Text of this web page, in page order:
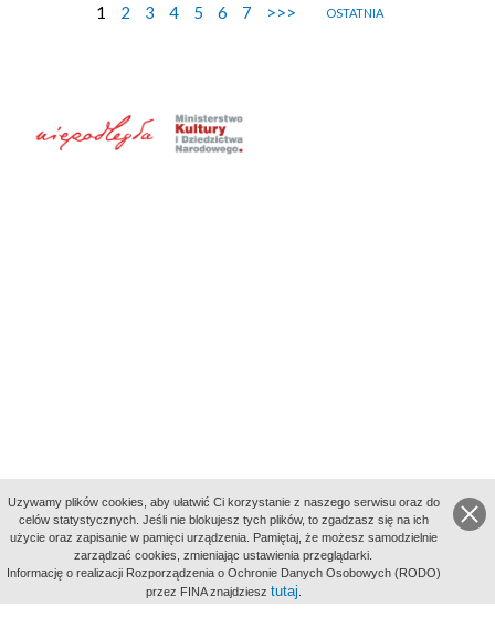
1 2 3 4 5 6 7 >>> OSTATNIA
aktywności
Uzywamy plików cookies, aby ułatwić Ci korzystanie z naszego serwisu oraz do
celów statystycznych. Jeśli nie blokujesz tych plików, to zgadzasz się na ich
użycie oraz zapisanie w pamięci urządzenia. Pamiętaj, że możesz samodzielnie
zarządzać cookies, zmieniając ustawienia przeglądarki.
Informację o realizacji Rozporządzenia o Ochronie Danych Osobowych (RODO)
przez FINA znajdziesz tutaj